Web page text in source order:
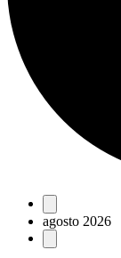
Eventos
agosto 2026